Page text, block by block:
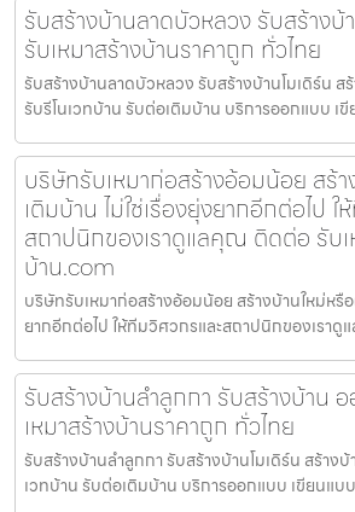
รับสร้างบ้านลาดบัวหลวง รับสร้าง
รับเหมาสร้างบ้านราคาถูก ทั่วไทย
รับสร้างบ้านลาดบัวหลวง รับสร้างบ้านโมเดิร์น ส
รับรีโนเวทบ้าน รับต่อเติมบ้าน บริการออกแบบ เ
บริษัทรับเหมาก่อสร้างอ้อมน้อย สร้
เติมบ้าน ไม่ใช่เรื่องยุ่งยากอีกต่อไป
สถาปนิกของเราดูแลคุณ ติดต่อ รับเ
บ้าน.com
บริษัทรับเหมาก่อสร้างอ้อมน้อย สร้างบ้านใหม่หรื
ยากอีกต่อไป ให้ทีมวิศวกรและสถาปนิกของเราดู
รับสร้างบ้านลำลูกกา รับสร้างบ้าน
เหมาสร้างบ้านราคาถูก ทั่วไทย
รับสร้างบ้านลำลูกกา รับสร้างบ้านโมเดิร์น สร้างบ้
เวทบ้าน รับต่อเติมบ้าน บริการออกแบบ เขียนแบ